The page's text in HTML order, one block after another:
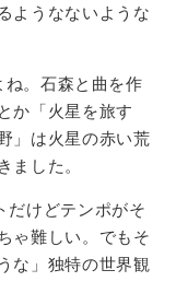
ようなないような
。石森と曲を作
か「火星を旅す
」は火星の赤い荒
ました。
だけどテンポがそ
ゃ難しい。でもそ
な」独特の世界観